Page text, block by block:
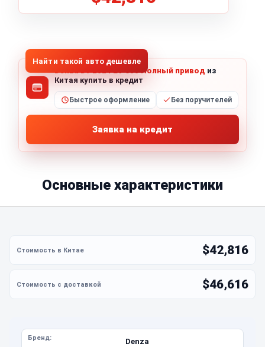
Найти такой авто дешевле
Denza D9 2024 EV 600 Полный привод из
Китая купить в кредит
Быстрое оформление Без поручителей
Заявка на кредит
Основные характеристики
$42,816
$46,616
Бренд: Denza